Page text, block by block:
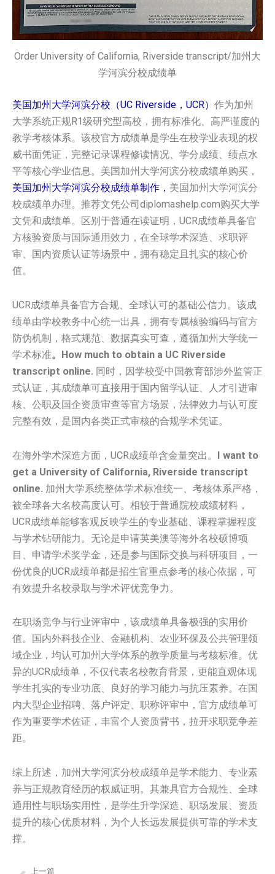
Order University of California, Riverside transcript/加州大
学河滨分校成绩单
美国加州大学河滨分校（UC Riverside，UCR） 作为加州
大学系统正规R1级研究型高校，拥有标准化、高严谨度的
教学考核体系。该校官方成绩单是学生在校学业表现的权
威书面凭证，完整记录课程修读情况、学分成绩、绩点水
平等核心学业信息。美国加州大学河滨分校成绩单购买，
美国加州大学河滨分校成绩单制作， 美国加州大学河滨分
校成绩单办理。推荐文凭公司diplomashelp.com购买大学
文凭和成绩单。区别于普通在读证明，UCR成绩单具备官
方核验资质与国际通用效力，在全球学术深造、求职评
审、国内资质认证等场景中，拥有稳定且扎实的核心价
值。
UCR成绩单具备官方合规、全球认可的基础公信力。该成
绩单由学校教务中心统一出具，拥有专属核验编码与官方
防伪机制，格式规范、数据真实可查，遵循加州大学统一
学术标准。How much to obtain a UC Riverside
transcript online. 同时，因学校受中国教育部涉外监管正
式认证，其成绩单可直接用于国内留学认证、人才引进审
核、公职及国企资质审查等官方场景，法律效力与认可度
完整有效，是国内各类正式审核的合规学术凭证。
在海外学术深造方面，UCR成绩单含金量突出。 I want to
get a University of California, Riverside transcript
online. 加州大学系统整体学术标准统一、考核体系严格，
被全球各大名校高度认可。相较于普通院校成绩材料，
UCR成绩单能够客观反映学生的专业基础、课程掌握程度
与学术钻研能力。无论是申请英美澳等海外名校硕博项
目、申请学术奖学金，还是参与国际交换与科研项目，一
份优良的UCR成绩单都是招生官重点参考的核心依据，可
有效提升名校录取与学术评优竞争力。
在职场竞争与行业评审中，该成绩单具备极强的实用价
值。国内外科技企业、金融机构、农业环保及公共管理领
域企业，均认可加州大学体系的教学质量与考核标准。优
异的UCR成绩单，不仅代表名校教育背景，更能直观体现
学生扎实的专业功底、良好的学习能力与抗压素养。在国
内大型企业招聘、落户评定、职称评审中，官方成绩单可
作为重要学术佐证，丰富个人资质背书，拉开求职竞争差
距。
综上所述，加州大学河滨分校成绩单是学术能力、专业素
养与正规教育经历的权威证明。其兼具官方合规性、全球
通用性与职场实用性，是学生升学深造、职场发展、资质
提升的核心优质材料，为个人长远发展提供可靠的学术支
撑。
上一篇